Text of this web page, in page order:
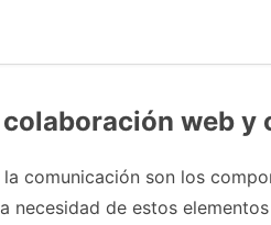
web y
comunicación son los
necesidad de estos